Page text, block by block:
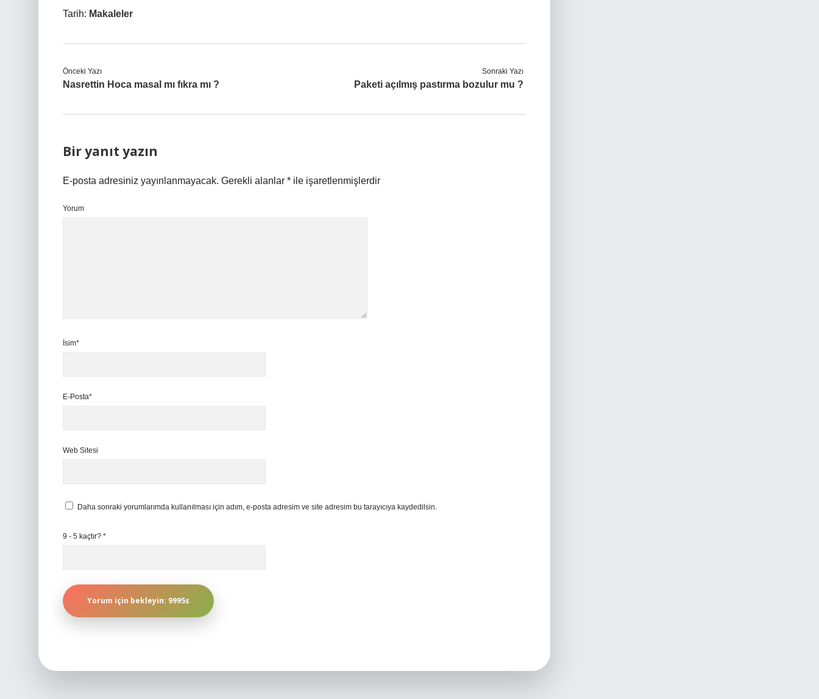
Tarih: Makaleler
Önceki Yazı
Nasrettin Hoca masal mı fıkra mı ?
Sonraki Yazı
Paketi açılmış pastırma bozulur mu ?
Bir yanıt yazın
E-posta adresiniz yayınlanmayacak. Gerekli alanlar * ile işaretlenmişlerdir
Yorum
İsim*
E-Posta*
Web Sitesi
Daha sonraki yorumlarımda kullanılması için adım, e-posta adresim ve site adresim bu tarayıcıya kaydedilsin.
9 - 5 kaçtır? *